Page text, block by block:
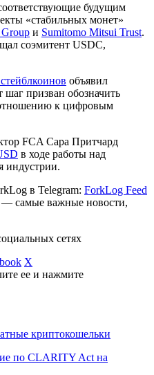
будущим
«стабильных монет»
и Sumitomo Mitsui Trust.
соэмитент USDC,
объявил
призван обозначить
к цифровым
FCA Сара Притчард
в ходе работы над
индустрии.
в Telegram: ForkLog Feed
— самые важные новости,
сетях
X
ее и нажмите
криптокошельки
по CLARITY Act на